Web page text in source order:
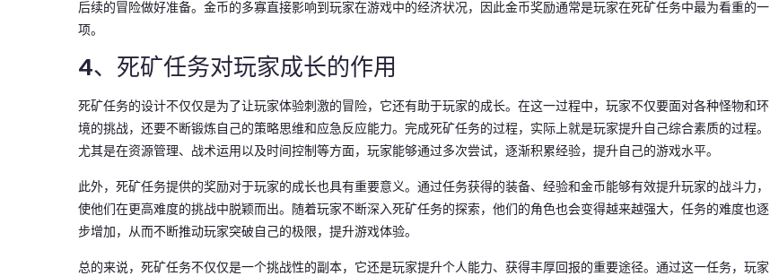
后续的冒险做好准备。金币的多寡直接影响到玩家在游戏中的经济状况，因此金币奖励通常是玩家在死矿任务中最为看重的一
项。
4、死矿任务对玩家成长的作用
死矿任务的设计不仅仅是为了让玩家体验刺激的冒险，它还有助于玩家的成长。在这一过程中，玩家不仅要面对各种怪物和环
境的挑战，还要不断锻炼自己的策略思维和应急反应能力。完成死矿任务的过程，实际上就是玩家提升自己综合素质的过程。
尤其是在资源管理、战术运用以及时间控制等方面，玩家能够通过多次尝试，逐渐积累经验，提升自己的游戏水平。
此外，死矿任务提供的奖励对于玩家的成长也具有重要意义。通过任务获得的装备、经验和金币能够有效提升玩家的战斗力，
使他们在更高难度的挑战中脱颖而出。随着玩家不断深入死矿任务的探索，他们的角色也会变得越来越强大，任务的难度也逐
步增加，从而不断推动玩家突破自己的极限，提升游戏体验。
总的来说，死矿任务不仅仅是一个挑战性的副本，它还是玩家提升个人能力、获得丰厚回报的重要途径。通过这一任务，玩家